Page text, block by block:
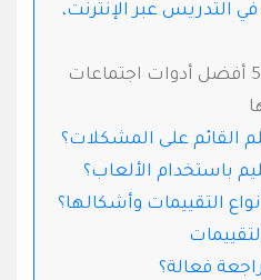
التدريس عبر الإنترنت،
إيجابيات وسلبيات 5 أفضل أدوات اجتماعات
القائم على المشكلات؟
باستخدام الألعاب؟
التقييمات وأشكالها؟
فعالة؟